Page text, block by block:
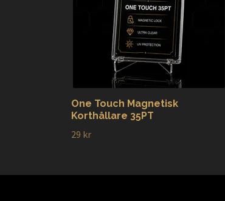
One Touch Magnetisk
Korthållare 35PT
29 kr